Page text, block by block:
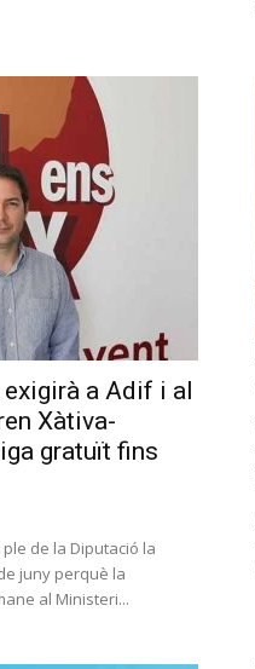
exigirà a Adif i al
Xàtiva-
gratuït fins
de la Diputació la
juny perquè la
al Ministeri...